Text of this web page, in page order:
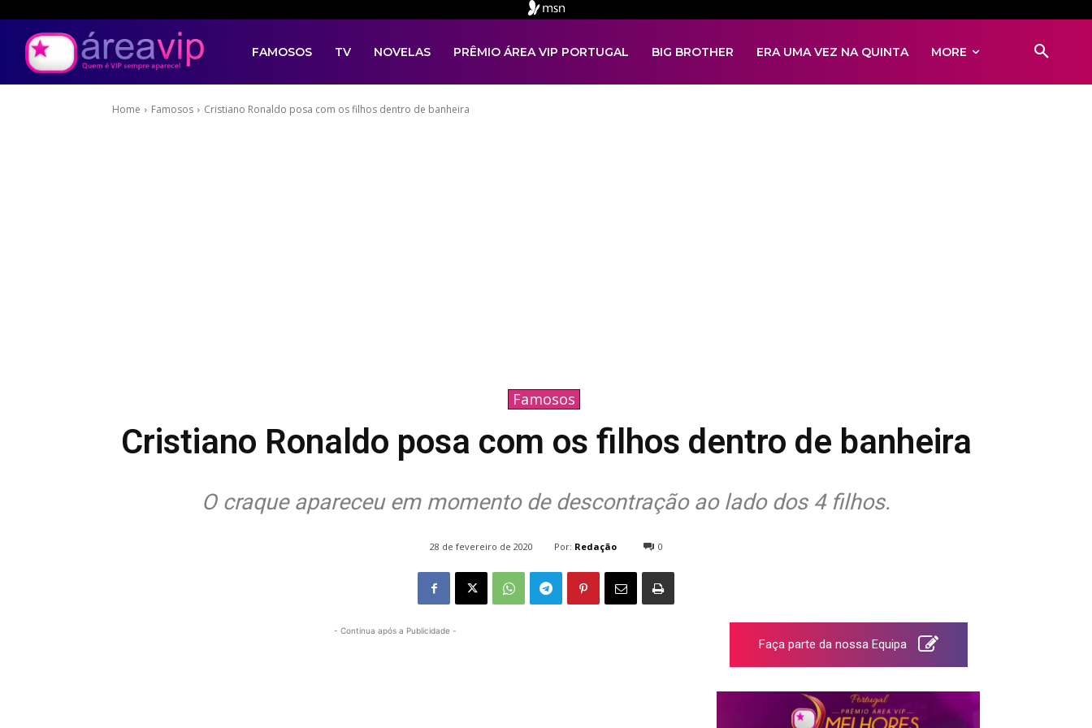
FAMOSOS TV NOVELAS PRÊMIO ÁREA VIP PORTUGAL BIG BROTHER ERA UMA VEZ NA QUINTA MORE
Home Famosos Cristiano Ronaldo posa com os filhos dentro de banheira
Famosos
Cristiano Ronaldo posa com os filhos dentro de banheira
O craque apareceu em momento de descontração ao lado dos 4 filhos.
28 de fevereiro de 2020 Por: Redação 0
- Continua após a Publicidade -
Faça parte da nossa Equipa